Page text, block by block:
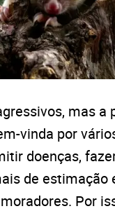
mas a
vinda por
doenças,
de estimação
Por